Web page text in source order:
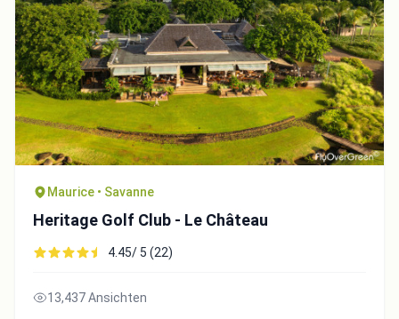
Maurice • Savanne
Heritage Golf Club - Le Château
4.45/ 5 (22)
13,437 Ansichten